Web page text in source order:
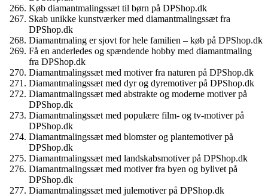
Køb diamantmalingssæt til børn på DPShop.dk
Skab unikke kunstværker med diamantmalingssæt fra
DPShop.dk
Diamantmaling er sjovt for hele familien – køb på DPShop.dk
Få en anderledes og spændende hobby med diamantmaling
fra DPShop.dk
Diamantmalingssæt med motiver fra naturen på DPShop.dk
Diamantmalingssæt med dyr og dyremotiver på DPShop.dk
Diamantmalingssæt med abstrakte og moderne motiver på
DPShop.dk
Diamantmalingssæt med populære film- og tv-motiver på
DPShop.dk
Diamantmalingssæt med blomster og plantemotiver på
DPShop.dk
Diamantmalingssæt med landskabsmotiver på DPShop.dk
Diamantmalingssæt med motiver fra byen og bylivet på
DPShop.dk
Diamantmalingssæt med julemotiver på DPShop.dk